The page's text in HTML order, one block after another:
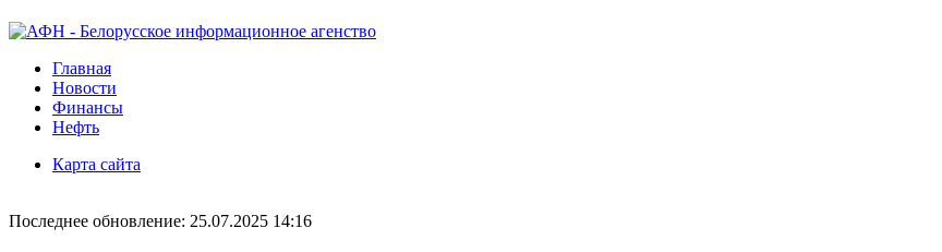
Главная
Новости
Финансы
Нефть
Карта сайта
Последнее обновление: 25.07.2025 14:16